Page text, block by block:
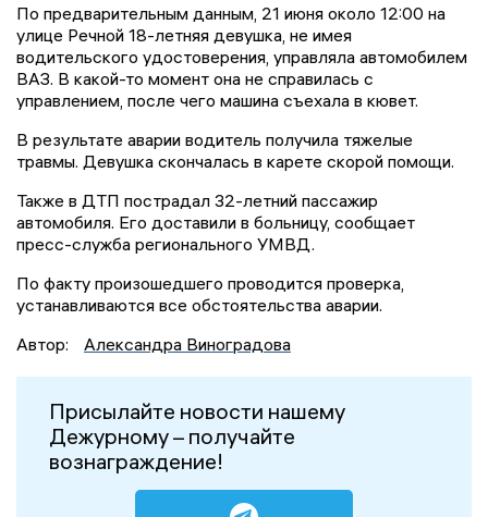
По предварительным данным, 21 июня около 12:00 на
улице Речной 18-летняя девушка, не имея
водительского удостоверения, управляла автомобилем
ВАЗ. В какой-то момент она не справилась с
управлением, после чего машина съехала в кювет.
В результате аварии водитель получила тяжелые
травмы. Девушка скончалась в карете скорой помощи.
Также в ДТП пострадал 32-летний пассажир
автомобиля. Его доставили в больницу, сообщает
пресс-служба регионального УМВД.
По факту произошедшего проводится проверка,
устанавливаются все обстоятельства аварии.
Автор:
Александра Виноградова
Присылайте новости нашему
Дежурному – получайте
вознаграждение!